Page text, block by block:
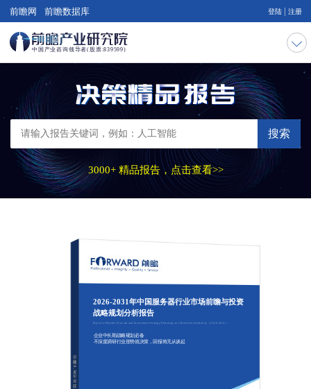
前瞻网 前瞻数据库 登陆 注册
搜索
3000+ 精品报告，点击查看>>
2026-2031年中国服务器行业市场前瞻与投资
战略规划分析报告
Report of Market Forward and Investment Strategy Planning on China Server Industry（2026-2031）
企业中长期战略规划必备
不深度调研行业形势就决策，回报将无从谈起